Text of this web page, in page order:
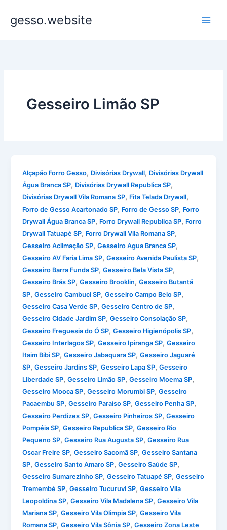
para
conteúdo
gesso.website
Gesseiro Limão SP
Alçapão Forro Gesso, Divisórias Drywall, Divisórias Drywall
Água Branca SP, Divisórias Drywall Republica SP,
Divisórias Drywall Vila Romana SP, Fita Telada Drywall,
Forro de Gesso Acartonado SP, Forro de Gesso SP, Forro
Drywall Água Branca SP, Forro Drywall Republica SP, Forro
Drywall Tatuapé SP, Forro Drywall Vila Romana SP,
Gesseiro Aclimação SP,Gesseiro Agua Branca SP,
Gesseiro AV Faria Lima SP,Gesseiro Avenida Paulista SP,
Gesseiro Barra Funda SP,Gesseiro Bela Vista SP,
Gesseiro Brás SP,Gesseiro Brooklin,Gesseiro Butantã
SP,Gesseiro Cambuci SP,Gesseiro Campo Belo SP,
Gesseiro Casa Verde SP,Gesseiro Centro de SP,
Gesseiro Cidade Jardim SP,Gesseiro Consolação SP,
Gesseiro Freguesia do Ó SP,Gesseiro Higienópolis SP,
Gesseiro Interlagos SP,Gesseiro Ipiranga SP,Gesseiro
Itaim Bibi SP,Gesseiro Jabaquara SP,Gesseiro Jaguaré
SP,Gesseiro Jardins SP,Gesseiro Lapa SP,Gesseiro
Liberdade SP,Gesseiro Limão SP,Gesseiro Moema SP,
Gesseiro Mooca SP,Gesseiro Morumbi SP,Gesseiro
Pacaembu SP,Gesseiro Paraíso SP,Gesseiro Penha SP,
Gesseiro Perdizes SP,Gesseiro Pinheiros SP,Gesseiro
Pompéia SP,Gesseiro Republica SP,Gesseiro Rio
Pequeno SP,Gesseiro Rua Augusta SP,Gesseiro Rua
Oscar Freire SP,Gesseiro Sacomã SP,Gesseiro Santana
SP,Gesseiro Santo Amaro SP,Gesseiro Saúde SP,
Gesseiro Sumarezinho SP,Gesseiro Tatuapé SP,Gesseiro
Tremembé SP,Gesseiro Tucuruvi SP,Gesseiro Vila
Leopoldina SP,Gesseiro Vila Madalena SP,Gesseiro Vila
Mariana SP,Gesseiro Vila Olimpia SP,Gesseiro Vila
Romana SP,Gesseiro Vila Sônia SP,Gesseiro Zona Leste